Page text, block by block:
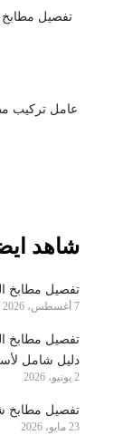
تفصيل
عامل تركيب
شاهد
تفصيل مطابخ
7 أغسطس، 2026
تفصيل مطابخ
دليل شامل
2 يونيو، 2026
تفصيل مطابخ شمال
23 مايو، 2026